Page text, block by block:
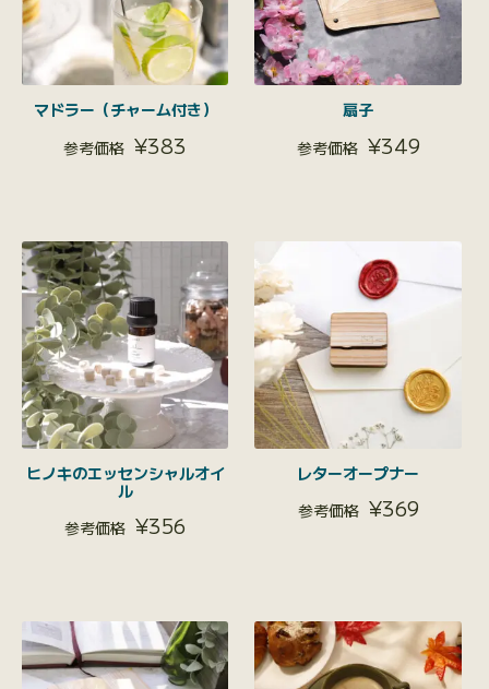
マドラー（チャーム付き）
¥383
扇子
¥349
ヒノキのエッセンシャルオイ
ル
¥356
レターオープナー
¥369